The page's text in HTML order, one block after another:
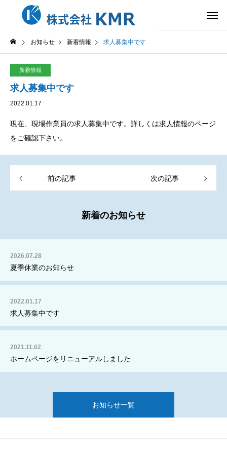
お知らせ 新着情報 求人募集中です
新着情報
求人募集中です
2022.01.17
現在、現場作業員の求人募集中です。詳しくは求人情報のページ
をご確認下さい。
前の記事 次の記事
新着のお知らせ
2026.07.28
夏季休業のお知らせ
2022.01.17
求人募集中です
2021.11.02
ホームページをリニューアルしました
お知らせ一覧